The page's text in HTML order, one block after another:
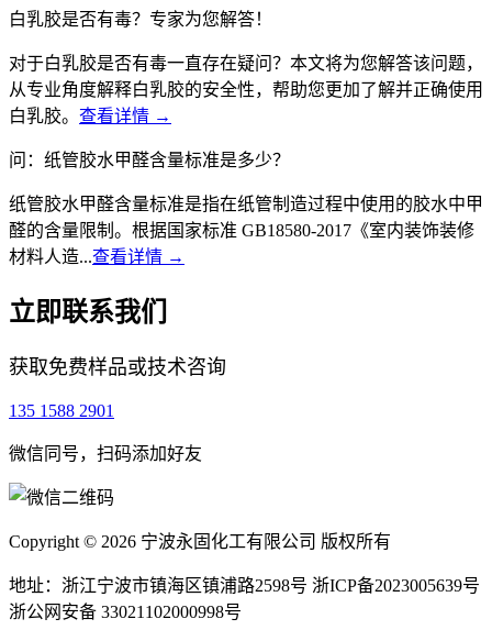
白乳胶是否有毒？专家为您解答！
对于白乳胶是否有毒一直存在疑问？本文将为您解答该问题，
从专业角度解释白乳胶的安全性，帮助您更加了解并正确使用
白乳胶。 查看详情 →
问：纸管胶水甲醛含量标准是多少？
纸管胶水甲醛含量标准是指在纸管制造过程中使用的胶水中甲
醛的含量限制。根据国家标准 GB18580-2017《室内装饰装修
材料人造...查看详情 →
立即联系我们
获取免费样品或技术咨询
135 1588 2901
微信同号，扫码添加好友
Copyright © 2026 宁波永固化工有限公司 版权所有
地址：浙江宁波市镇海区镇浦路2598号 浙ICP备2023005639号
浙公网安备 33021102000998号